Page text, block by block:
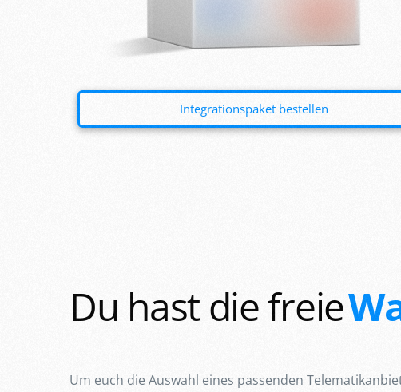
Integrationspaket bestellen
Du hast die freie
Um euch die Auswahl eines passenden